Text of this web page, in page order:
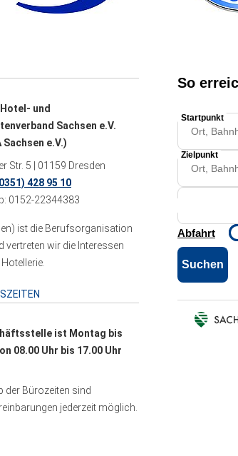
Hotel- und
Sachsen e.V.
Sachsen e.V.)
Str. 5 | 01159 Dresden
428 95 10
0152-22344383
ist die Berufsorganisation
vertreten wir die Interessen
ist Montag bis
08.00 Uhr bis 17.00 Uhr
der Bürozeiten sind
jederzeit möglich.